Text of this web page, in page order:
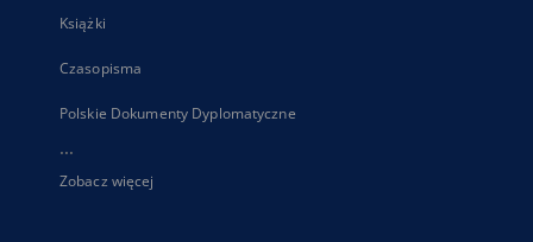
Książki
Czasopisma
Polskie Dokumenty Dyplomatyczne
...
Zobacz więcej